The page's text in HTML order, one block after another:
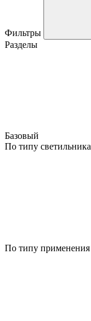
Фильтры
Разделы
Базовый
По типу светильника
По типу применения